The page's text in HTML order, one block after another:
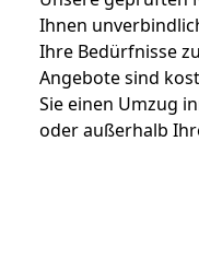
Ihnen
Ihre Bedürfnisse
Angebote sind
Sie einen Umzug
oder außerhalb